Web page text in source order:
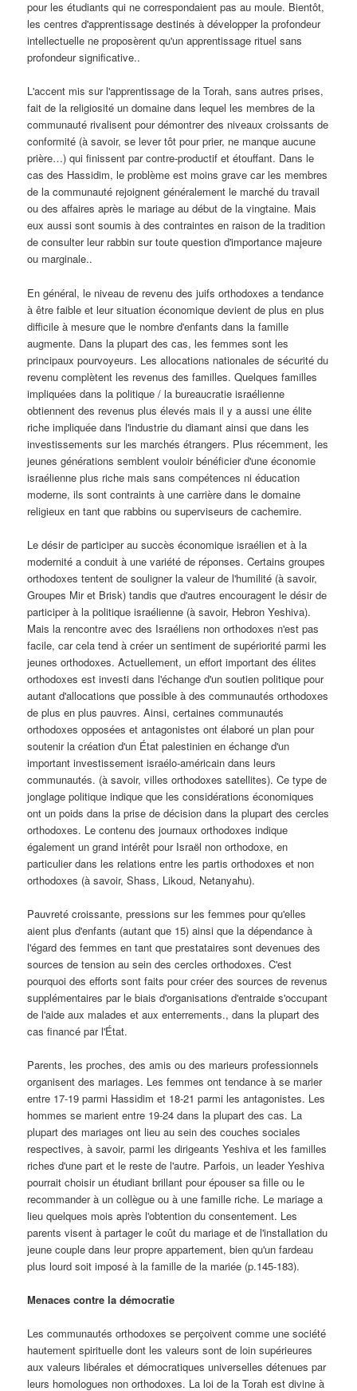
pour les étudiants qui ne correspondaient pas au moule. Bientôt,
les centres d'apprentissage destinés à développer la profondeur
intellectuelle ne proposèrent qu'un apprentissage rituel sans
profondeur significative..
L'accent mis sur l'apprentissage de la Torah, sans autres prises,
fait de la religiosité un domaine dans lequel les membres de la
communauté rivalisent pour démontrer des niveaux croissants de
conformité (à savoir, se lever tôt pour prier, ne manque aucune
prière…) qui finissent par contre-productif et étouffant. Dans le
cas des Hassidim, le problème est moins grave car les membres
de la communauté rejoignent généralement le marché du travail
ou des affaires après le mariage au début de la vingtaine. Mais
eux aussi sont soumis à des contraintes en raison de la tradition
de consulter leur rabbin sur toute question d'importance majeure
ou marginale..
En général, le niveau de revenu des juifs orthodoxes a tendance
à être faible et leur situation économique devient de plus en plus
difficile à mesure que le nombre d'enfants dans la famille
augmente. Dans la plupart des cas, les femmes sont les
principaux pourvoyeurs. Les allocations nationales de sécurité du
revenu complètent les revenus des familles. Quelques familles
impliquées dans la politique / la bureaucratie israélienne
obtiennent des revenus plus élevés mais il y a aussi une élite
riche impliquée dans l'industrie du diamant ainsi que dans les
investissements sur les marchés étrangers. Plus récemment, les
jeunes générations semblent vouloir bénéficier d'une économie
israélienne plus riche mais sans compétences ni éducation
moderne, ils sont contraints à une carrière dans le domaine
religieux en tant que rabbins ou superviseurs de cachemire.
Le désir de participer au succès économique israélien et à la
modernité a conduit à une variété de réponses. Certains groupes
orthodoxes tentent de souligner la valeur de l'humilité (à savoir,
Groupes Mir et Brisk) tandis que d'autres encouragent le désir de
participer à la politique israélienne (à savoir, Hebron Yeshiva).
Mais la rencontre avec des Israéliens non orthodoxes n'est pas
facile, car cela tend à créer un sentiment de supériorité parmi les
jeunes orthodoxes. Actuellement, un effort important des élites
orthodoxes est investi dans l'échange d'un soutien politique pour
autant d'allocations que possible à des communautés orthodoxes
de plus en plus pauvres. Ainsi, certaines communautés
orthodoxes opposées et antagonistes ont élaboré un plan pour
soutenir la création d'un État palestinien en échange d'un
important investissement israélo-américain dans leurs
communautés. (à savoir, villes orthodoxes satellites). Ce type de
jonglage politique indique que les considérations économiques
ont un poids dans la prise de décision dans la plupart des cercles
orthodoxes. Le contenu des journaux orthodoxes indique
également un grand intérêt pour Israël non orthodoxe, en
particulier dans les relations entre les partis orthodoxes et non
orthodoxes (à savoir, Shass, Likoud, Netanyahu).
Pauvreté croissante, pressions sur les femmes pour qu'elles
aient plus d'enfants (autant que 15) ainsi que la dépendance à
l'égard des femmes en tant que prestataires sont devenues des
sources de tension au sein des cercles orthodoxes. C'est
pourquoi des efforts sont faits pour créer des sources de revenus
supplémentaires par le biais d'organisations d'entraide s'occupant
de l'aide aux malades et aux enterrements., dans la plupart des
cas financé par l'État.
Parents, les proches, des amis ou des marieurs professionnels
organisent des mariages. Les femmes ont tendance à se marier
entre 17-19 parmi Hassidim et 18-21 parmi les antagonistes. Les
hommes se marient entre 19-24 dans la plupart des cas. La
plupart des mariages ont lieu au sein des couches sociales
respectives, à savoir, parmi les dirigeants Yeshiva et les familles
riches d'une part et le reste de l'autre. Parfois, un leader Yeshiva
pourrait choisir un étudiant brillant pour épouser sa fille ou le
recommander à un collègue ou à une famille riche. Le mariage a
lieu quelques mois après l'obtention du consentement. Les
parents visent à partager le coût du mariage et de l'installation du
jeune couple dans leur propre appartement, bien qu'un fardeau
plus lourd soit imposé à la famille de la mariée (p.145-183).
Menaces contre la démocratie
Les communautés orthodoxes se perçoivent comme une société
hautement spirituelle dont les valeurs sont de loin supérieures
aux valeurs libérales et démocratiques universelles détenues par
leurs homologues non orthodoxes. La loi de la Torah est divine à